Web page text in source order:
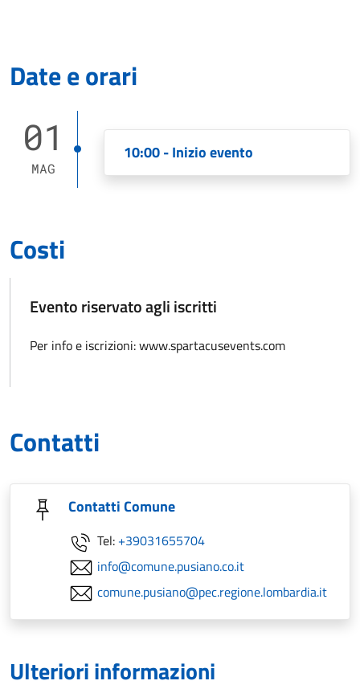
Date e orari
01
MAG
10:00 - Inizio evento
Costi
Evento riservato agli iscritti
Per info e iscrizioni: www.spartacusevents.com
Contatti
Contatti Comune
Tel: +39031655704
info@comune.pusiano.co.it
comune.pusiano@pec.regione.lombardia.it
Ulteriori informazioni